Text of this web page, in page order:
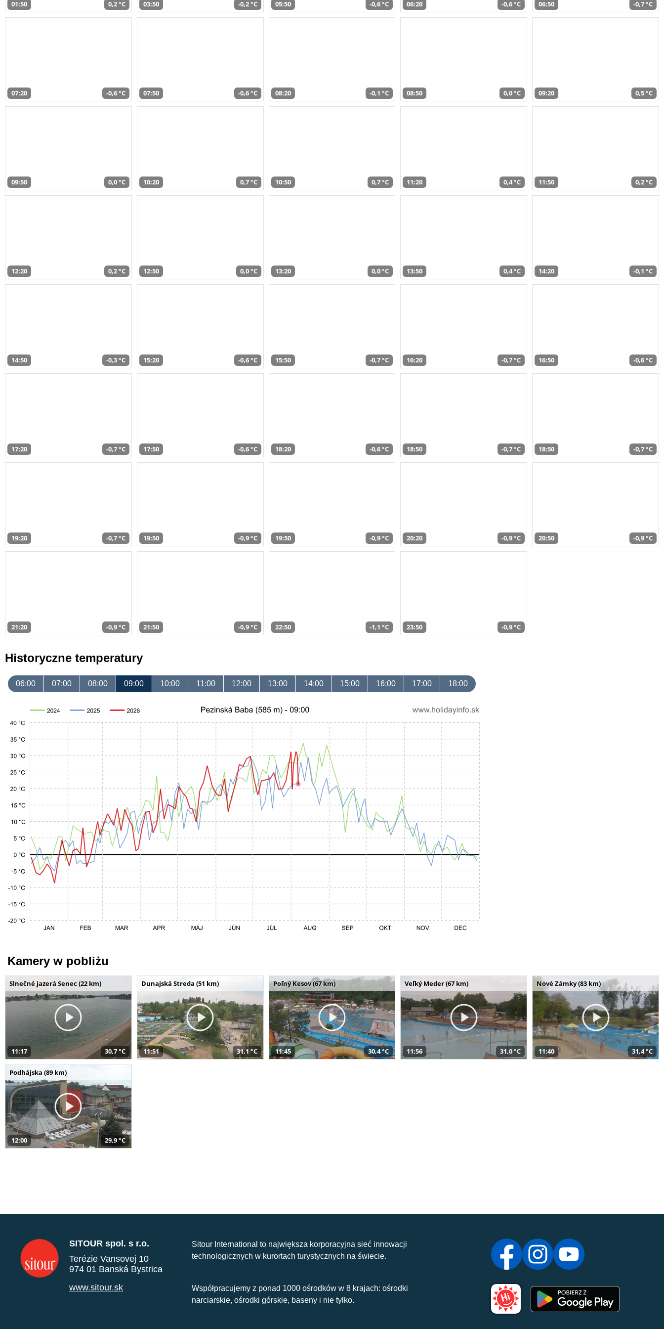
01:50 0,2 °C 03:50 -0,2 °C 05:50 -0,6 °C 06:20 -0,6 °C 06:50 -0,7 °C
07:20 -0,6 °C 07:50 -0,6 °C 08:20 -0,1 °C 08:50 0,0 °C 09:20 0,5 °C
09:50 0,0 °C 10:20 0,7 °C 10:50 0,7 °C 11:20 0,4 °C 11:50 0,2 °C
12:20 0,2 °C 12:50 0,0 °C 13:20 0,0 °C 13:50 0,4 °C 14:20 -0,1 °C
14:50 -0,3 °C 15:20 -0,6 °C 15:50 -0,7 °C 16:20 -0,7 °C 16:50 -0,6 °C
17:20 -0,7 °C 17:50 -0,6 °C 18:20 -0,6 °C 18:50 -0,7 °C 18:50 -0,7 °C
19:20 -0,7 °C 19:50 -0,9 °C 19:50 -0,9 °C 20:20 -0,9 °C 20:50 -0,9 °C
21:20 -0,9 °C 21:50 -0,9 °C 22:50 -1,1 °C 23:50 -0,9 °C
Historyczne temperatury
06:00 07:00 08:00 09:00 10:00 11:00 12:00 13:00 14:00 15:00 16:00 17:00 18:00
Kamery w pobliżu
Slnečné jazerá Senec (22 km)
11:17 30,7 °C
Dunajská Streda (51 km)
11:51 31,1 °C
Poľný Kesov (67 km)
11:45 30,4 °C
Veľký Meder (67 km)
11:56 31,0 °C
Nové Zámky (83 km)
11:40 31,4 °C
Podhájska (89 km)
12:00 29,9 °C
SITOUR spol. s r.o.
Terézie Vansovej 10
974 01 Banská Bystrica
www.sitour.sk
Sitour International to największa korporacyjna sieć innowacji
technologicznych w kurortach turystycznych na świecie.
Współpracujemy z ponad 1000 ośrodków w 8 krajach: ośrodki
narciarskie, ośrodki górskie, baseny i nie tylko.